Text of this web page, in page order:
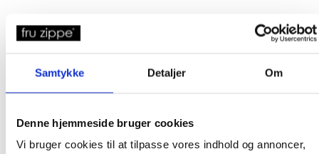
Samtykke Detaljer Om
Denne hjemmeside bruger cookies
Vi bruger cookies til at tilpasse vores indhold og annoncer,